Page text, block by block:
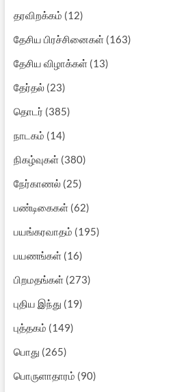
தரவிறக்கம் (12)
தேசிய பிரச்சினைகள்(163)
தேசிய விழாக்கள்(13)
தேர்தல்(23)
தொடர் (385)
நாடகம் (14)
நிகழ்வுகள்(380)
நேர்காணல்(25)
பண்டிகைகள்(62)
பயங்கரவாதம் (195)
பயணங்கள்(16)
பிறமதங்கள்(273)
புதிய இந்து (19)
புத்தகம் (149)
பொது (265)
பொருளாதாரம் (90)